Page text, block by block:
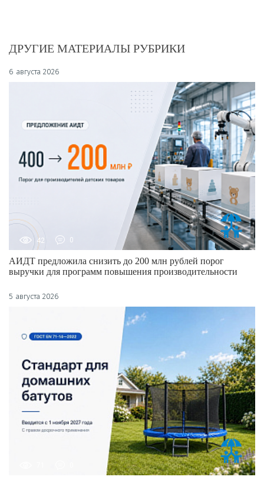
ДРУГИЕ МАТЕРИАЛЫ РУБРИКИ
6 августа 2026
42 0
АИДТ предложила снизить до 200 млн рублей порог
выручки для программ повышения производительности
5 августа 2026